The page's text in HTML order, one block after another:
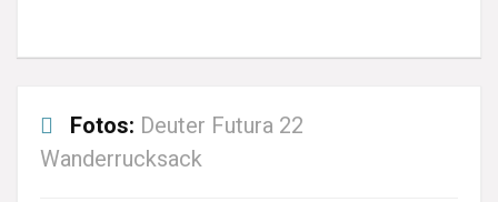
Fotos: Deuter Futura 22
Wanderrucksack